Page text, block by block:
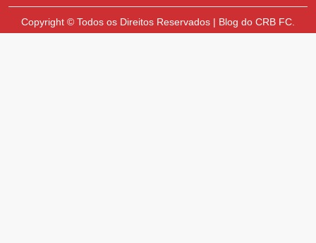
Copyright © Todos os Direitos Reservados | Blog do CRB FC.